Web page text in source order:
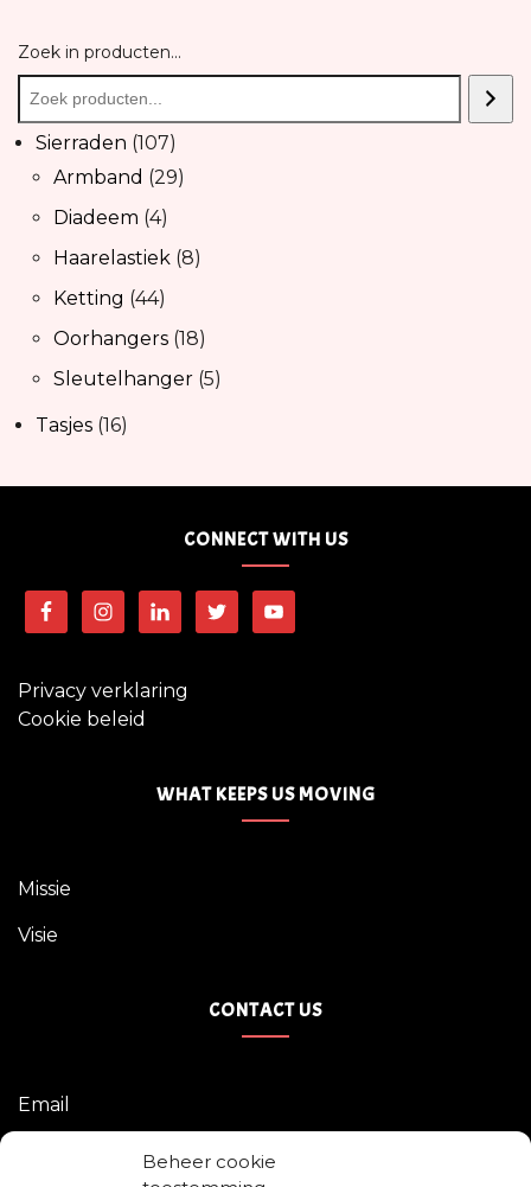
Beheer cookie
Zoek in producten...
Sierraden 107107
producten
Armband 2929
Diadeem 44
producten
Haarelastiek 88
Ketting 4444
producten
Oorhangers 1818
producten
Sleutelhanger 55
Tasjes 1616
CONNECT WITH US
Privacy verklaring
Cookie beleid
WHAT KEEPS US MOVING
Missie
Visie
CONTACT US
Email
3083 KD Rotterdam